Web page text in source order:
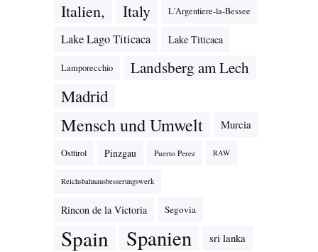
Italien, Italy L'Argentiere-la-Bessee
Lake Lago Titicaca Lake Titicaca
Lamporecchio Landsberg am Lech
Madrid
Mensch und Umwelt Murcia
Osttirol Pinzgau Puerto Perez RAW
Reichsbahnausbesserungswerk
Rincon de la Victoria Segovia
Spain Spanien sri lanka